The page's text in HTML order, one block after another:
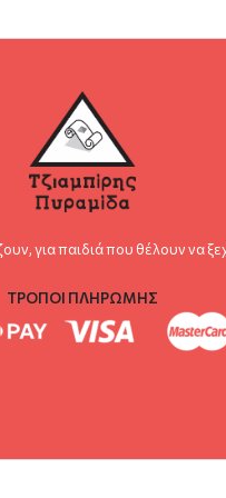
για παιδιά που θέλουν να
ΤΡΟΠΟΙ ΠΛΗΡΩΜΗΣ